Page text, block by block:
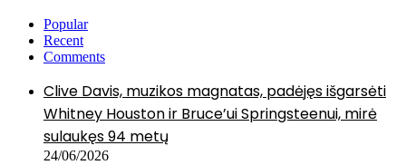
Popular
Recent
Comments
Clive Davis, muzikos magnatas, padėjęs išgarsėti
Whitney Houston ir Bruce’ui Springsteenui, mirė
sulaukęs 94 metų
24/06/2026